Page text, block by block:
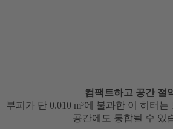
컴팩트하고 공간 절
부피가 단 0.010 m³에 불과한 이 히터
공간에도 통합될 수 있